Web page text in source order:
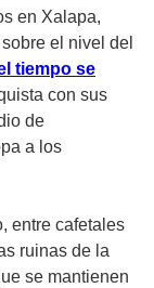
en Xalapa,
el nivel del
tiempo se
con sus
de
a los
entre cafetales
ruinas de la
se mantienen